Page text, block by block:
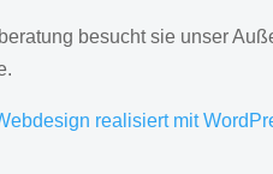
besucht sie unser
realisiert mit